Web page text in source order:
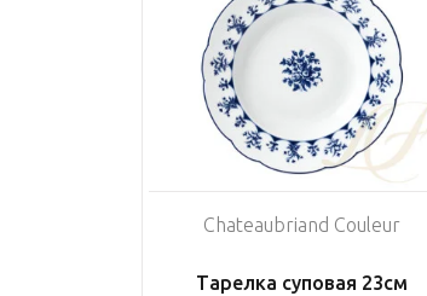
Chateaubriand Couleur
Тарелка суповая 23см